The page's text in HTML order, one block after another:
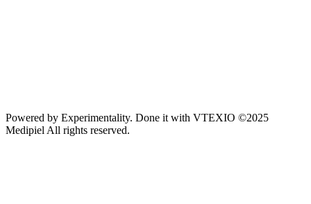
Powered by Experimentality. Done it with VTEXIO ©2025
Medipiel All rights reserved.